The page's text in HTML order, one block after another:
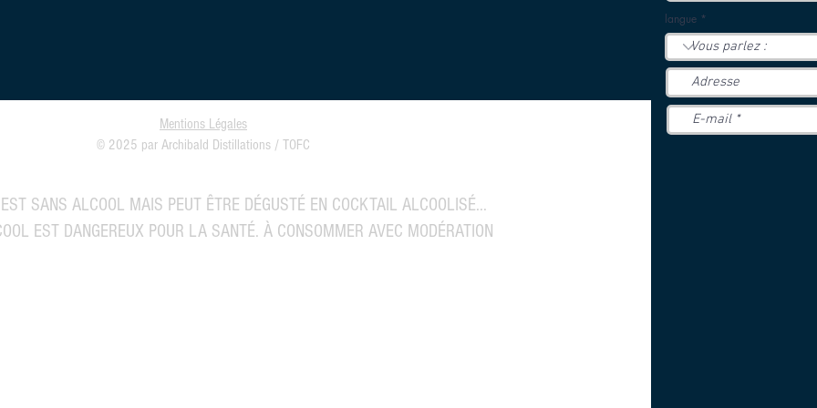
langue
Mentions Légales
© 2025 par Archibald Distillations / TOFC
SANS ALCOOL MAIS PEUT ÊTRE DÉGUSTÉ EN COCKTAIL ALCOOLISÉ...
EST DANGEREUX POUR LA SANTÉ. À CONSOMMER AVEC MODÉRATION